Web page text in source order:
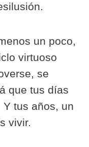
un poco,
virtuoso
se
que tus días
tus años, un
vivir.